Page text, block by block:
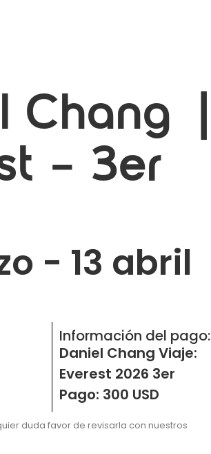
Chang |
– 3er
- 13 abril
Información del pago:
Daniel Chang Viaje:
Everest 2026 3er
Pago: 300 USD
duda favor de revisarla con nuestros